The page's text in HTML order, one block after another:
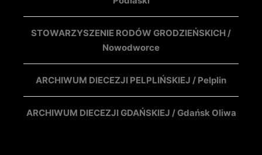
STOWARZYSZENIE RODÓW GRODZIEŃSKICH /
Nowodworce
ARCHIWUM DIECEZJI PELPLIŃSKIEJ / Pelplin
ARCHIWUM DIECEZJI GDAŃSKIEJ / Gdańsk Oliwa